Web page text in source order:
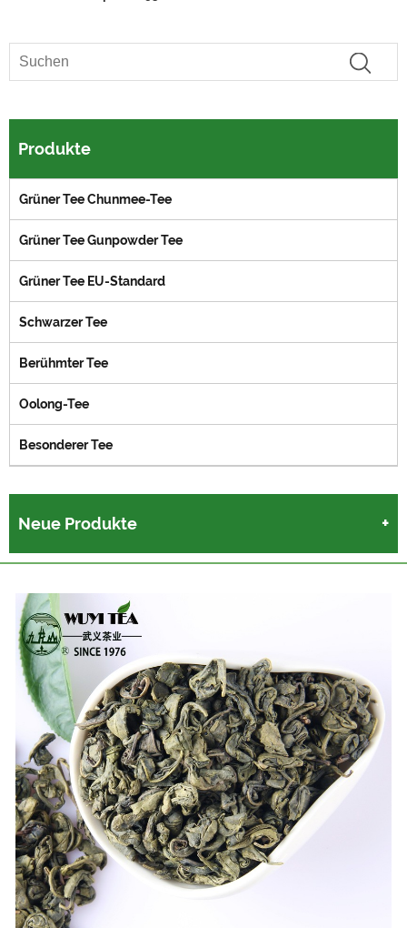
Produkte
Grüner Tee Chunmee-Tee
Grüner Tee Gunpowder Tee
Grüner Tee EU-Standard
Schwarzer Tee
Berühmter Tee
Oolong-Tee
Besonderer Tee
Neue Produkte